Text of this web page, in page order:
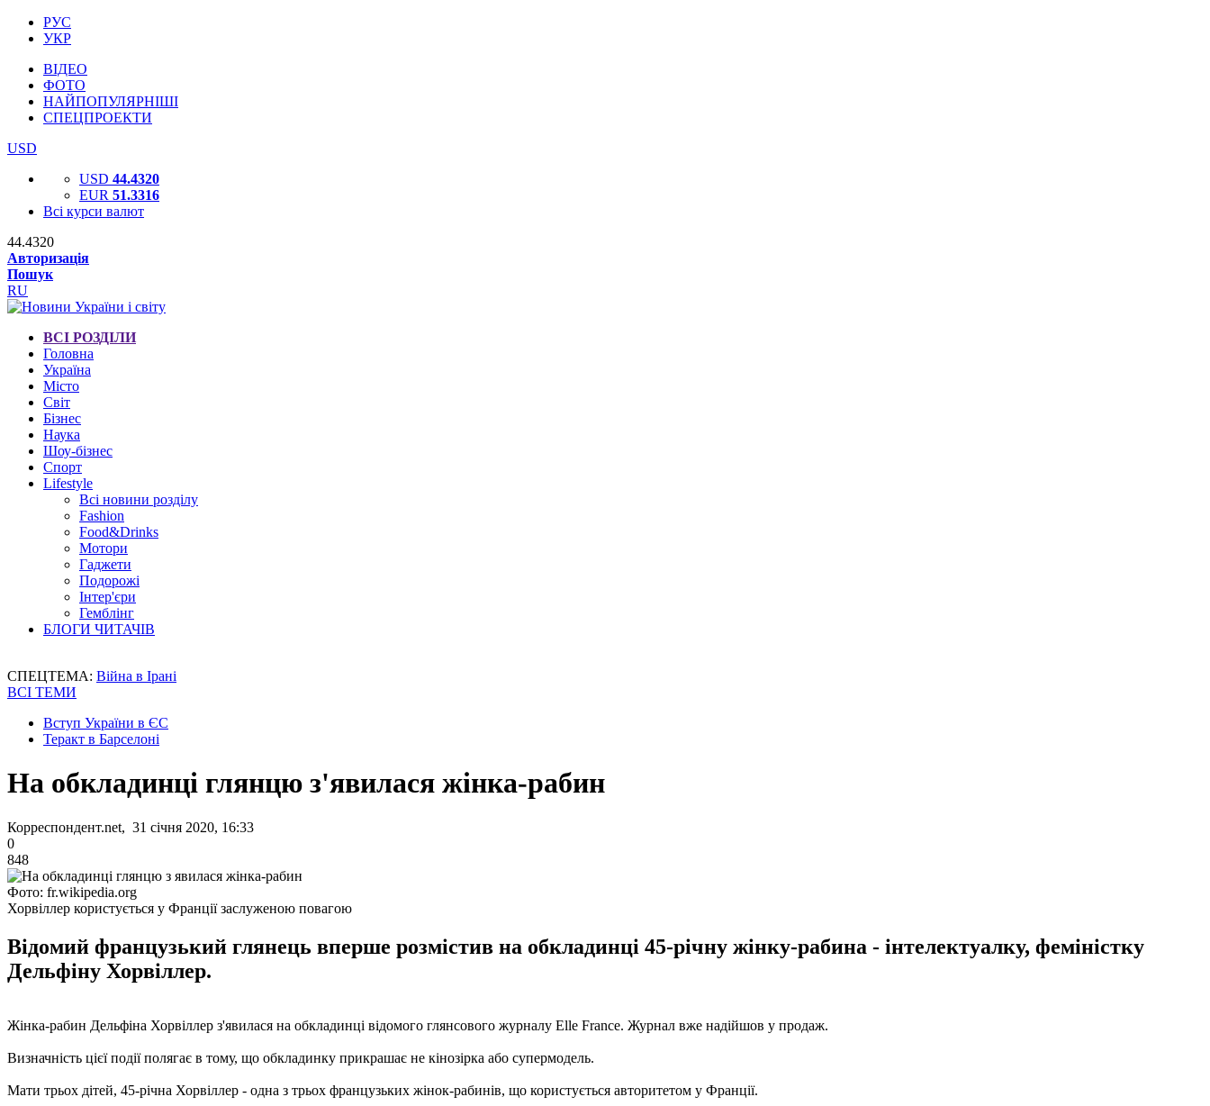
РУС
УКР
ВІДЕО
ФОТО
НАЙПОПУЛЯРНІШІ
СПЕЦПРОЕКТИ
USD
USD 44.4320
EUR 51.3316
Всі курси валют
44.4320
Авторизація
Пошук
RU
ВСІ РОЗДІЛИ
Головна
Україна
Місто
Світ
Бізнес
Наука
Шоу-бізнес
Спорт
Lifestyle
Всі новини розділу
Fashion
Food&Drinks
Мотори
Гаджети
Подорожі
Інтер'єри
Гемблінг
БЛОГИ ЧИТАЧІВ
СПЕЦТЕМА: Війна в Ірані
ВСІ ТЕМИ
Вступ України в ЄС
Теракт в Барселоні
На обкладинці глянцю з'явилася жінка-рабин
Корреспондент.net, 31 січня 2020, 16:33
0
848
Фото: fr.wikipedia.org
Хорвіллер користується у Франції заслуженою повагою
Відомий французький глянець вперше розмістив на обкладинці 45-річну жінку-рабина - інтелектуалку, феміністку
Дельфіну Хорвіллер.
Жінка-рабин Дельфіна Хорвіллер з'явилася на обкладинці відомого глянсового журналу Elle France. Журнал вже надійшов у продаж.
Визначність цієї події полягає в тому, що обкладинку прикрашає не кінозірка або супермодель.
Мати трьох дітей, 45-річна Хорвіллер - одна з трьох французьких жінок-рабинів, що користується авторитетом у Франції.